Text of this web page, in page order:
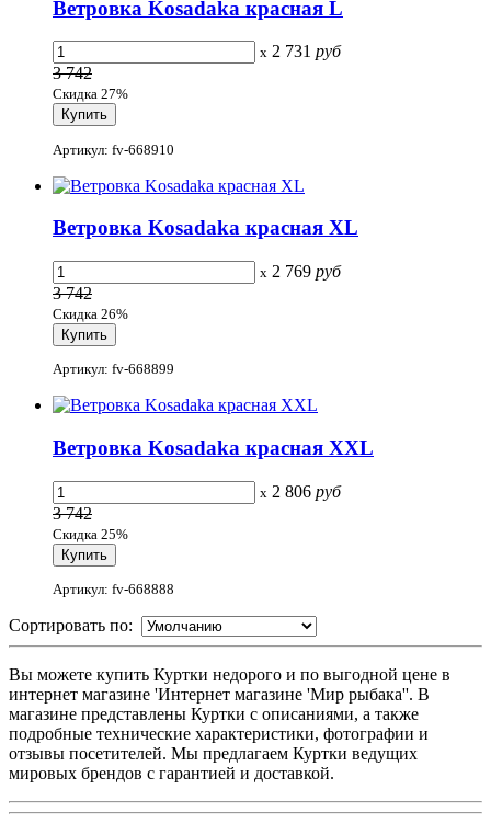
Ветровка Kosadaka красная L
x 2 731 руб
3 742
Скидка 27%
Артикул: fv-668910
Ветровка Kosadaka красная XL
x 2 769 руб
3 742
Скидка 26%
Артикул: fv-668899
Ветровка Kosadaka красная XXL
x 2 806 руб
3 742
Скидка 25%
Артикул: fv-668888
Сортировать по:
Вы можете купить Куртки недорого и по выгодной цене в
интернет магазине 'Интернет магазине 'Мир рыбака''. В
магазине представлены Куртки с описаниями, а также
подробные технические характеристики, фотографии и
отзывы посетителей. Мы предлагаем Куртки ведущих
мировых брендов с гарантией и доставкой.